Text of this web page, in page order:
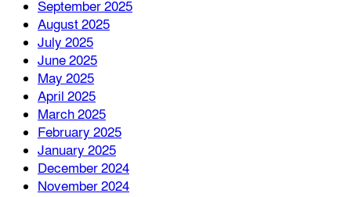
September 2025
August 2025
July 2025
June 2025
May 2025
April 2025
March 2025
February 2025
January 2025
December 2024
November 2024